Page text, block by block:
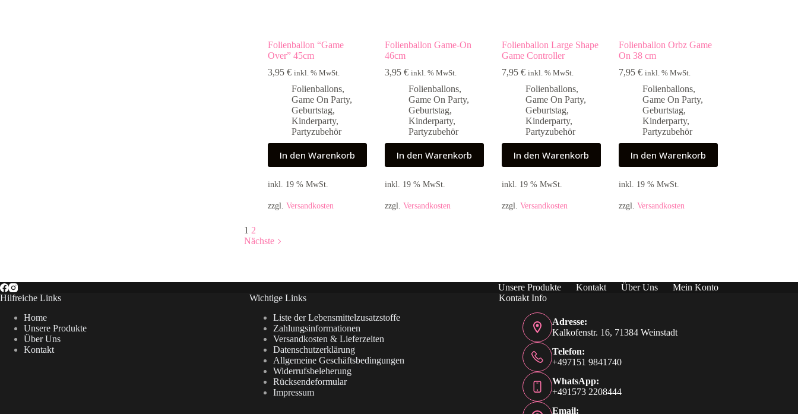
Folienballon “Game
Over” 45cm
3,95€ inkl. % MwSt.
Folienballons,
Game On Party,
Geburtstag,
Kinderparty,
Partyzubehör
In den Warenkorb
inkl. 19 % MwSt.
zzgl.Versandkosten
Folienballon Game-On
46cm
3,95€ inkl. % MwSt.
Folienballons,
Game On Party,
Geburtstag,
Kinderparty,
Partyzubehör
In den Warenkorb
inkl. 19 % MwSt.
zzgl.Versandkosten
Folienballon Large Shape
Game Controller
7,95€ inkl. % MwSt.
Folienballons,
Game On Party,
Geburtstag,
Kinderparty,
Partyzubehör
In den Warenkorb
inkl. 19 % MwSt.
zzgl.Versandkosten
Folienballon Orbz Game
On 38 cm
7,95€ inkl. % MwSt.
Folienballons,
Game On Party,
Geburtstag,
Kinderparty,
Partyzubehör
In den Warenkorb
inkl. 19 % MwSt.
zzgl.Versandkosten
1 2
Nächste
Unsere Produkte Kontakt Über Uns
Mein Konto
Hilfreiche Links
Home
Unsere Produkte
Über Uns
Kontakt
Wichtige Links
Liste der Lebensmittelzusatzstoffe
Zahlungsinformationen
Versandkosten & Lieferzeiten
Datenschutzerklärung
Allgemeine Geschäftsbedingungen
Widerrufsbeleherung
Rücksendeformular
Impressum
Kontakt Info
Adresse:
Kalkofenstr. 16, 71384 Weinstadt
Telefon:
+497151 9841740
WhatsApp:
+491573 2208444
Email: